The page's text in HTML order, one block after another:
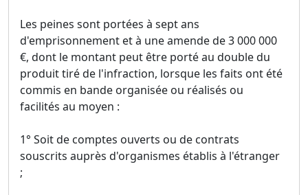
Les peines sont portées à sept ans
d'emprisonnement et à une amende de 3 000 000
€, dont le montant peut être porté au double du
produit tiré de l'infraction, lorsque les faits ont été
commis en bande organisée ou réalisés ou
facilités au moyen :
1° Soit de comptes ouverts ou de contrats
souscrits auprès d'organismes établis à l'étranger
;